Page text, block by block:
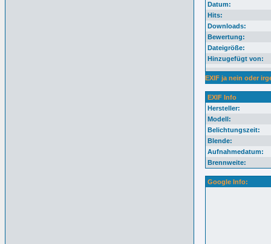
Datum:
Hits:
Downloads:
Bewertung:
Dateigröße:
Hinzugefügt von:
EXIF ja nein oder
EXIF Info
Hersteller:
Modell:
Belichtungszeit:
Blende:
Aufnahmedatum:
Brennweite:
Google Info: